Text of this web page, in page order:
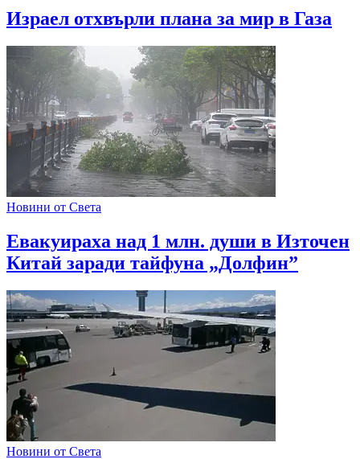
Израел отхвърли плана за мир в Газа
Новини от Света
Евакуираха над 1 млн. души в Източен
Китай заради тайфуна „Долфин”
Новини от Света